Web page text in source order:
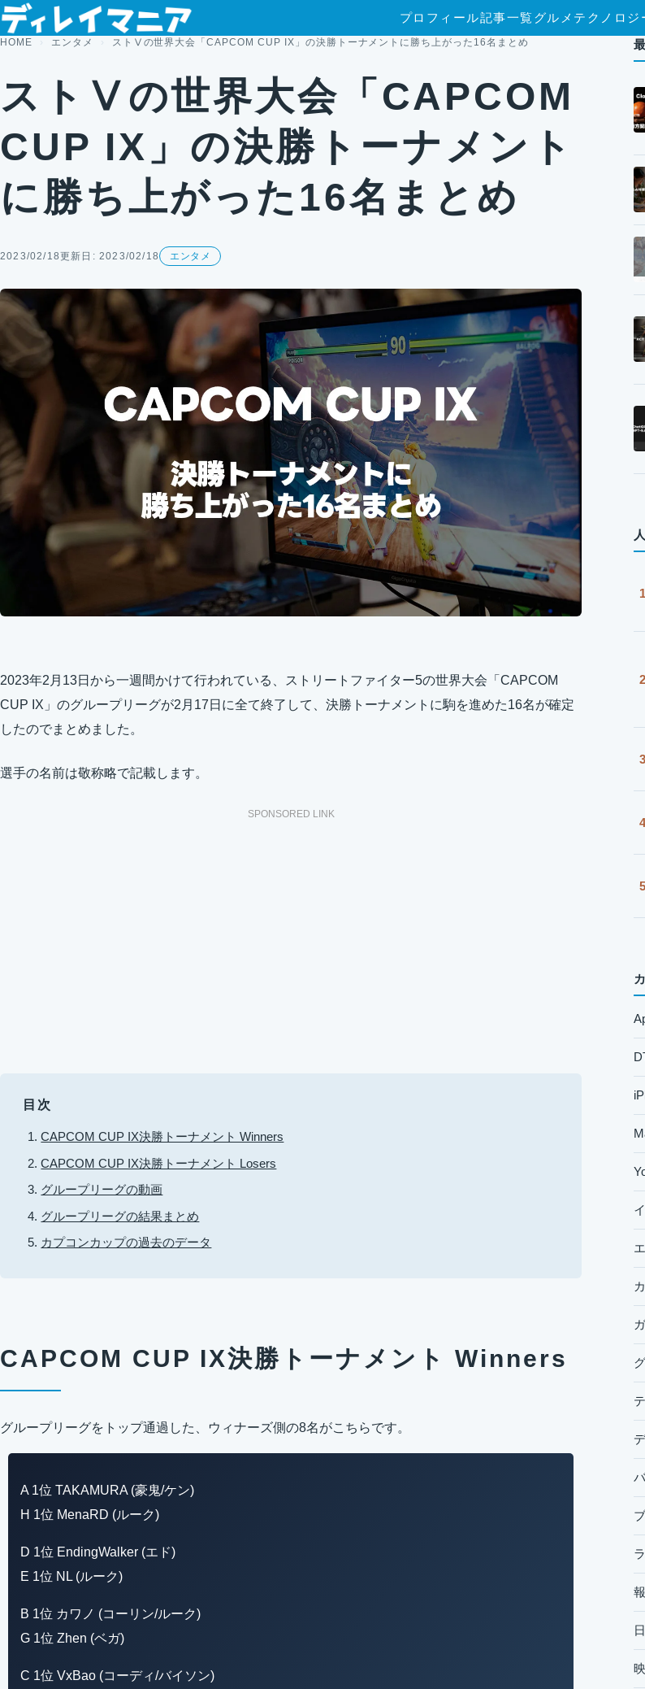
コンテンツへスキップ プロフィール記事一覧グルメ テクノロジ
HOME エンタメ ストⅤの世界大会「CAPCOM CUP IX」の決勝トーナメントに勝ち上がった16名まとめ
ストⅤの世界大会「CAPCOM
CUP IX」の決勝トーナメント
に勝ち上がった16名まとめ
2023/02/18更新日: 2023/02/18 エンタメ
2023年2月13日から一週間かけて行われている、ストリートファイター5の世界大会「CAPCOM
CUP IX」のグループリーグが2月17日に全て終了して、決勝トーナメントに駒を進めた16名が確定
したのでまとめました。
選手の名前は敬称略で記載します。
SPONSORED LINK
目次
CAPCOM CUP IX決勝トーナメント Winners
CAPCOM CUP IX決勝トーナメント Losers
グループリーグの動画
グループリーグの結果まとめ
カプコンカップの過去のデータ
CAPCOM CUP IX決勝トーナメント Winners
グループリーグをトップ通過した、ウィナーズ側の8名がこちらです。
A 1位 TAKAMURA (豪鬼/ケン)
H 1位 MenaRD (ルーク)
D 1位 EndingWalker (エド)
E 1位 NL (ルーク)
B 1位 カワノ (コーリン/ルーク)
G 1位 Zhen (ベガ)
C 1位 VxBao (コーディ/バイソン)
1
2
3
5